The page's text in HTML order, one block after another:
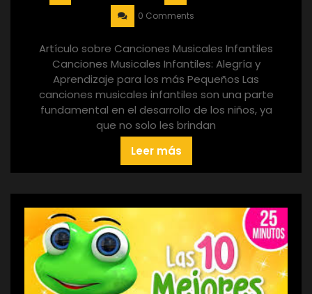
0 Comments
Artículo sobre Canciones Musicales Infantiles
Canciones Musicales Infantiles: Alegría y
Aprendizaje para los más Pequeños Las
canciones musicales infantiles son una parte
fundamental en el desarrollo de los niños, ya
que no solo les brindan
Leer más